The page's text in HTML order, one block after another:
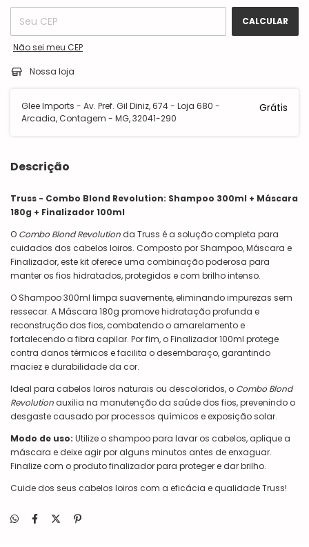
CALCULAR
Não sei meu CEP
Nossa loja
Glee Imports - Av. Pref. Gil Diniz, 674 - Loja 680 -
Arcadia, Contagem - MG, 32041-290
Grátis
Descrição
Truss - Combo Blond Revolution: Shampoo 300ml + Máscara
180g + Finalizador 100ml
O Combo Blond Revolutionda Truss é a solução completa para
cuidados dos cabelos loiros. Composto por Shampoo, Máscara e
Finalizador, este kit oferece uma combinação poderosa para
manter os fios hidratados, protegidos e com brilho intenso.
O Shampoo 300ml limpa suavemente, eliminando impurezas sem
ressecar. A Máscara 180g promove hidratação profunda e
reconstrução dos fios, combatendo o amarelamento e
fortalecendo a fibra capilar. Por fim, o Finalizador 100ml protege
contra danos térmicos e facilita o desembaraço, garantindo
maciez e durabilidade da cor.
Ideal para cabelos loiros naturais ou descoloridos, o Combo Blond
Revolutionauxilia na manutenção da saúde dos fios, prevenindo o
desgaste causado por processos químicos e exposição solar.
Modo de uso: Utilize o shampoo para lavar os cabelos, aplique a
máscara e deixe agir por alguns minutos antes de enxaguar.
Finalize com o produto finalizador para proteger e dar brilho.
Cuide dos seus cabelos loiros com a eficácia e qualidade Truss!